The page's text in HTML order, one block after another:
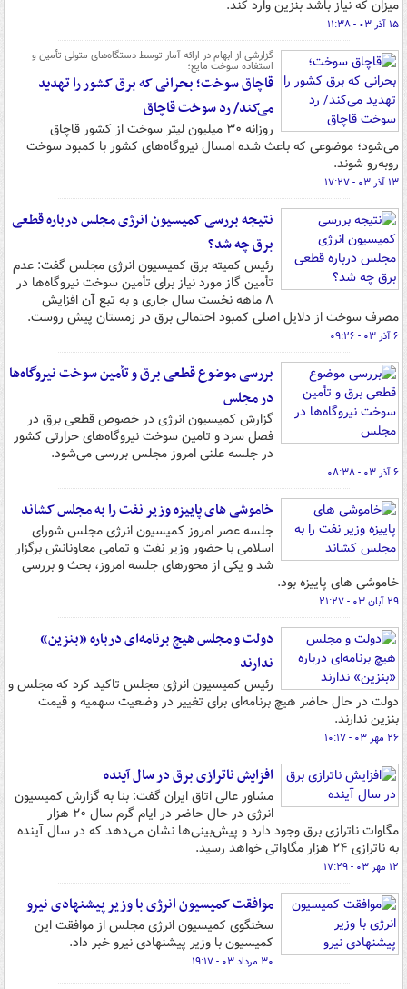
میزان که نیاز باشد بنزین وارد کند.
۱۵ آذر ۰۳ - ۱۱:۳۸
گزارشی از ابهام در ارائه آمار توسط دستگاه‌های متولی تأمین و
استفاده سوخت مایع؛
قاچاق سوخت؛ بحرانی که برق کشور را تهدید
می‌کند/ رد سوخت قاچاق
روزانه ۳۰ میلیون لیتر سوخت از کشور قاچاق
می‌شود؛ موضوعی که باعث شده امسال نیروگاه‌های کشور با کمبود سوخت
روبه‌رو شوند.
۱۳ آذر ۰۳ - ۱۷:۲۷
نتیجه بررسی کمیسیون انرژی مجلس درباره قطعی
برق چه شد؟
رئیس کمیته برق کمیسیون انرژی مجلس گفت: عدم
تأمین گاز مورد نیاز برای تأمین سوخت نیروگاه‌ها در
۸ ماهه نخست سال جاری و به تبع آن افزایش
مصرف سوخت از دلایل اصلی کمبود احتمالی برق در زمستان پیش روست.
۶ آذر ۰۳ - ۰۹:۲۶
بررسی موضوع قطعی برق و تأمین سوخت نیروگاه‌ها
در مجلس
گزارش کمیسیون انرژی در خصوص قطعی برق در
فصل سرد و تامین سوخت نیروگاه‌های حرارتی کشور
در جلسه علنی امروز مجلس بررسی می‌شود.
۶ آذر ۰۳ - ۰۸:۳۸
خاموشی های پاییزه وزیر نفت را به مجلس کشاند
جلسه عصر امروز کمیسیون انرژی مجلس شورای
اسلامی با حضور وزیر نفت و تمامی معاونانش برگزار
شد و یکی از محورهای جلسه امروز، بحث و بررسی
خاموشی های پاییزه بود.
۲۹ آبان ۰۳ - ۲۱:۲۷
دولت و مجلس هیچ برنامه‌ای درباره «بنزین»
ندارند
رئیس کمیسیون انرژی مجلس تاکید کرد که مجلس و
دولت در حال حاضر هیچ برنامه‌ای برای تغییر در وضعیت سهمیه و قیمت
بنزین ندارند.
۲۶ مهر ۰۳ - ۱۰:۱۷
افزایش ناترازی برق در سال آینده
مشاور عالی اتاق ایران گفت: بنا به گزارش کمیسیون
انرژی در حال حاضر در ایام گرم سال ۲۰ هزار
مگاوات ناترازی برق وجود دارد و پیش‌بینی‌ها نشان می‌دهد که در سال آینده
به ناترازی ۲۴ هزار مگاواتی خواهد رسید.
۱۲ مهر ۰۳ - ۱۷:۲۹
موافقت کمیسیون انرژی با وزیر پیشنهادی نیرو
سخنگوی کمیسیون انرژی مجلس از موافقت این
کمیسیون با وزیر پیشنهادی نیرو خبر داد.
۳۰ مرداد ۰۳ - ۱۹:۱۷